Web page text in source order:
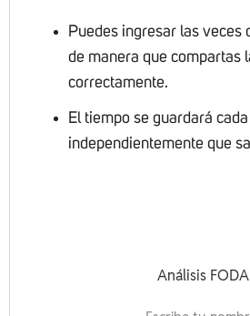
Puedes ingresar las veces
de manera que compartas
correctamente.
El tiempo se guardará
independientemente que